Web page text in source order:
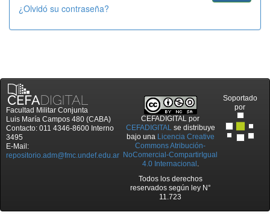
¿Olvidó su contraseña?
Facultad Militar Conjunta
Luis María Campos 480 (CABA)
Contacto: 011 4346-8600 Interno
3495
E-Mail:
repositorio.adm@fmc.undef.edu.ar
CEFADIGITAL por
CEFADIGITALse distribuye
bajo una Licencia Creative
Commons Atribución-
NoComercial-CompartirIgual
4.0 Internacional .
Todos los derechos
reservados según ley N°
11.723
Soportado
por